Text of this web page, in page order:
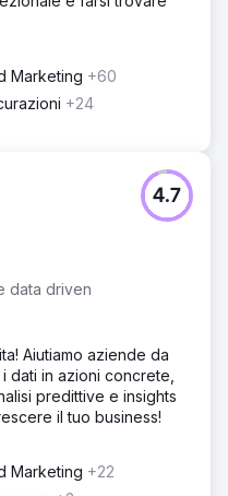
sviluppato articoli
ricercate per
abbiamo
che copre le soluzioni di
creato un sito Web
più facile per i
oltre 510 parole
nell'area locale.
generati negli ultimi 3
PPC genera un CPA
ultimi tre mesi
Aumento del 27%
agenzia
Marketing +60
+24
data driven
4.7
Aiutiamo aziende da
dati in azioni concrete,
predittive e insights
il tuo business!
Marketing +22